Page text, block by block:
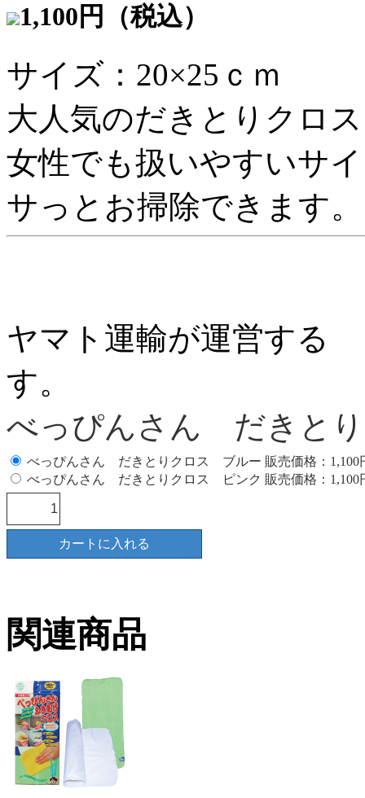
1,100円（税込）
サイズ：20×25ｃｍ
大人気のだきとりクロ
女性でも扱いやすいサ
サっとお掃除できます。
ヤマト運輸が運営する
す。
べっぴんさん だきと
べっぴんさん だきとりクロス ブルー 販売価格：1,100
べっぴんさん だきとりクロス ピンク 販売価格：1,100
関連商品